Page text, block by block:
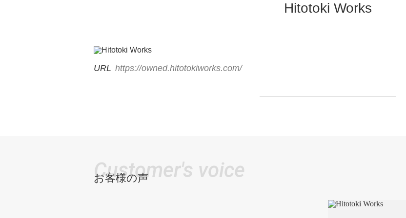
Hitotoki Works
URL https://owned.hitotokiworks.com/
お客様の声
Customer's voice